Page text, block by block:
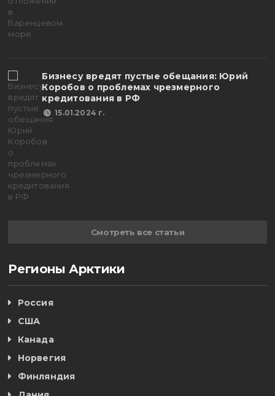
Бизнесу вредят пустые обещания: Юрий
Коробов о проблемах чрезмерного
кредитования в РФ
15.01.2024 г.
Смотреть все статьи
Регионы Арктики
Россия
США
Канада
Норвегия
Финляндия